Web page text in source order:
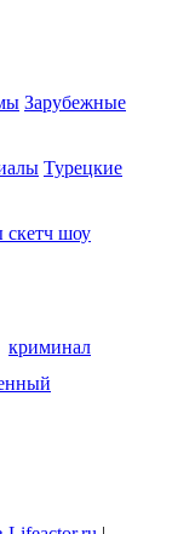
Зарубежные
Турецкие
скетч шоу
криминал